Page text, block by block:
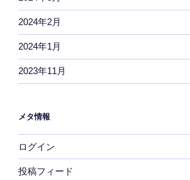
2024年2月
2024年1月
2023年11月
メタ情報
ログイン
投稿フィード